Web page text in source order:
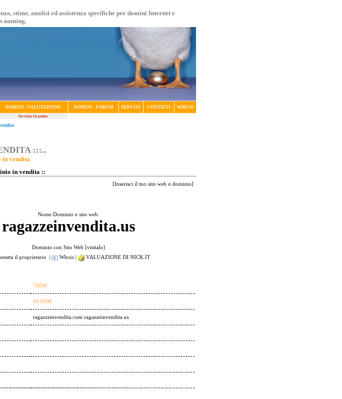
stime, analisi ed assistenza specifiche per domini Internet e
naming.
DOMINI : VALUTAZIONE DOMINI : FORUM SERVIZI CONTATTI WHO IS
Servizio Gratuito
:::..
in vendita
in vendita ::
[Inserisci il tuo sito web o dominio]
Nome Dominio o sito web:
ragazzeinvendita.us
Dominio con Sito Web [visitalo]
il proprietario
Whois VALUAZIONE DI NICK.IT
7000€
10.000€
ragazzeinvendita.com ragazzeinvendita.us